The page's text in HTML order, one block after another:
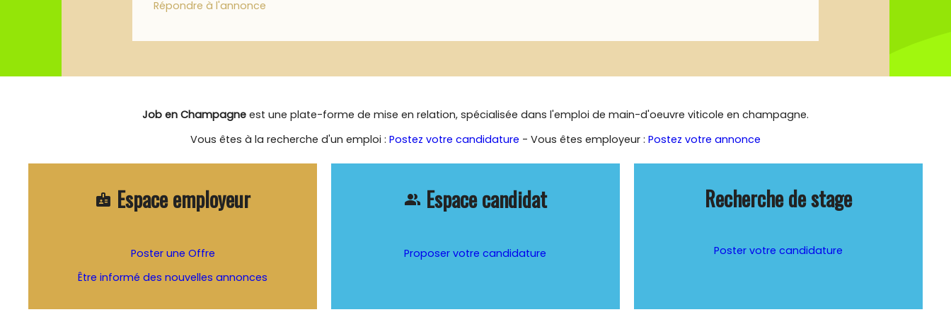
Répondre à l'annonce
Job en Champagne est une plate-forme de mise en relation, spécialisée dans l'emploi de main-d'oeuvre viticole en champagne.
Vous êtes à la recherche d'un emploi : Postez votre candidature - Vous êtes employeur : Postez votre annonce
badge Espace employeur
Poster une Offre
Être informé des nouvelles annonces
people_alt Espace candidat
Proposer votre candidature
Recherche de stage
Poster votre candidature